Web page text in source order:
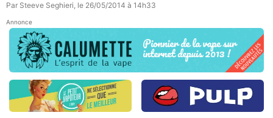
Par Steeve Seghieri, le 26/05/2014 à 14h33
Annonce